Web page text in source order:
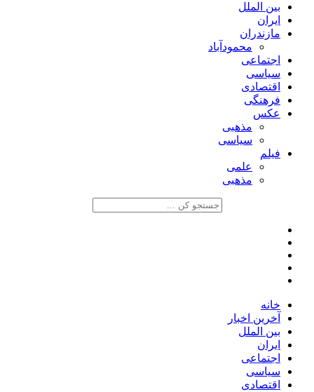
بین الملل
ایران
مازندران
محمودآباد
اجتماعی
سیاسی
اقتصادی
فرهنگی
عکس
مذهبی
سیاسی
فیلم
علمی
مذهبی
خانه
آخرین اخبار
بین الملل
ایران
اجتماعی
سیاسی
اقتصادی